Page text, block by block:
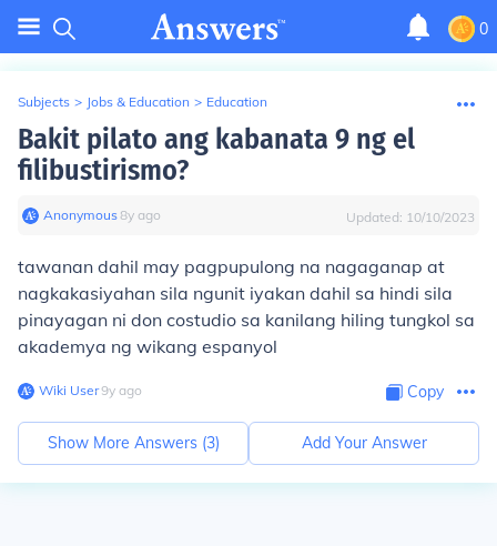
0
Subjects > Jobs & Education > Education
Bakit pilato ang kabanata 9 ng el
filibustirismo?
Anonymous∙8y ago Updated: 10/10/2023
tawanan dahil may pagpupulong na nagaganap at
nagkakasiyahan sila ngunit iyakan dahil sa hindi sila
pinayagan ni don costudio sa kanilang hiling tungkol sa
akademya ng wikang espanyol
Wiki User∙9y ago Copy
Show More Answers (3) Add Your Answer